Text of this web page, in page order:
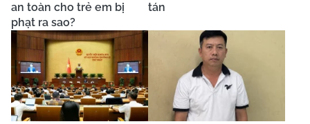
an toàn cho trẻ em bị
phạt ra sao?
tán